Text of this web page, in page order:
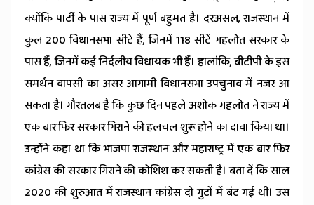
क्योंकि पार्टी के पास राज्य में पूर्ण बहुमत है। दरअसल, राजस्थान में
कुल 200 विधानसभा सीटे हैं, जिनमें 118 सीटें गहलोत सरकार के
पास हैं, जिनमें कई निर्दलीय विधायक भी हैं। हालांकि, बीटीपी के इस
समर्थन वापसी का असर आगामी विधानसभा उपचुनाव में नजर आ
सकता है। गौरतलब है कि कुछ दिन पहले अशोक गहलोत ने राज्य में
एक बार फिर सरकार गिराने की हलचल शुरू होने का दावा किया था।
उन्होंने कहा था कि भाजपा राजस्थान और महाराष्ट्र में एक बार फिर
कांग्रेस की सरकार गिराने की कोशिश कर सकती है। बता दें कि साल
2020 की शुरुआत में राजस्थान कांग्रेस दो गुटों में बंट गई थी। उस